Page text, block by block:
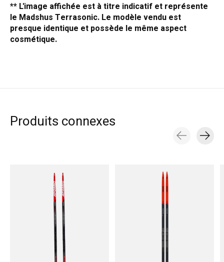
** L'image affichée est à titre indicatif et représente
le Madshus Terrasonic. Le modèle vendu est
presque identique et possède le même aspect
cosmétique.
Produits connexes